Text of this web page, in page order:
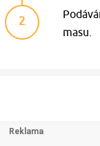
2
masu.